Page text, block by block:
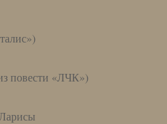
«ЛЧК»)